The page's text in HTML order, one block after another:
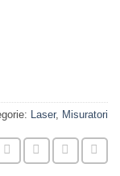
Laser, Misuratori